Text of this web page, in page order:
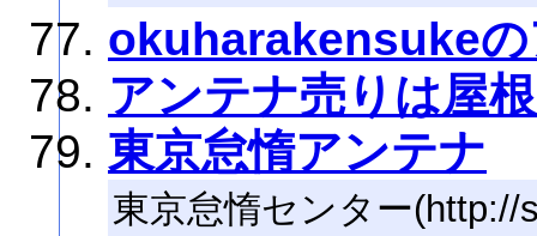
okuharakensukeの
アンテナ売りは屋
東京怠惰アンテナ
東京怠惰センター(http://